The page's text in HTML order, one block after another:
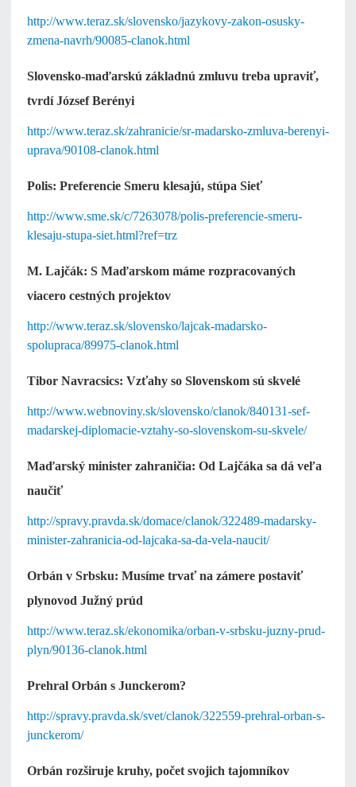
http://www.teraz.sk/slovensko/jazykovy-zakon-osusky-
zmena-navrh/90085-clanok.html
Slovensko-maďarskú základnú zmluvu treba upraviť,
tvrdí József Berényi
http://www.teraz.sk/zahranicie/sr-madarsko-zmluva-berenyi-
uprava/90108-clanok.html
Polis: Preferencie Smeru klesajú, stúpa Sieť
http://www.sme.sk/c/7263078/polis-preferencie-smeru-
klesaju-stupa-siet.html?ref=trz
M. Lajčák: S Maďarskom máme rozpracovaných
viacero cestných projektov
http://www.teraz.sk/slovensko/lajcak-madarsko-
spolupraca/89975-clanok.html
Tibor Navracsics: Vzťahy so Slovenskom sú skvelé
http://www.webnoviny.sk/slovensko/clanok/840131-sef-
madarskej-diplomacie-vztahy-so-slovenskom-su-skvele/
Maďarský minister zahraničia: Od Lajčáka sa dá veľa
naučiť
http://spravy.pravda.sk/domace/clanok/322489-madarsky-
minister-zahranicia-od-lajcaka-sa-da-vela-naucit/
Orbán v Srbsku: Musíme trvať na zámere postaviť
plynovod Južný prúd
http://www.teraz.sk/ekonomika/orban-v-srbsku-juzny-prud-
plyn/90136-clanok.html
Prehral Orbán s Junckerom?
http://spravy.pravda.sk/svet/clanok/322559-prehral-orban-s-
junckerom/
Orbán rozširuje kruhy, počet svojich tajomníkov